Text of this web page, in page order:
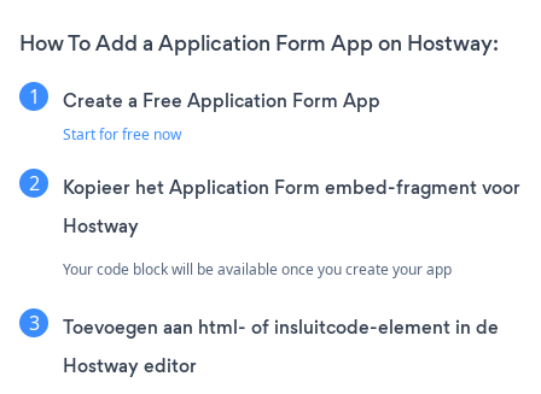
How To Add a Application Form App on Hostway:
Create a Free Application Form App
Start for free now
Kopieer het Application Form embed-fragment voor
Hostway
Your code block will be available once you create your app
Toevoegen aan html- of insluitcode-element in de
Hostway editor